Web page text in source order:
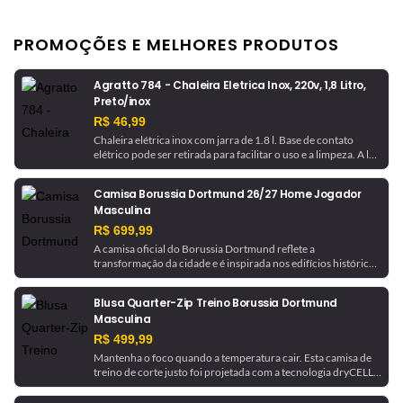
PROMOÇÕES E MELHORES PRODUTOS
Agratto 784 - Chaleira Eletrica Inox, 220v, 1,8 Litro,
Preto/inox
R$ 46,99
Chaleira elétrica inox com jarra de 1.8 l. Base de contato
elétrico pode ser retirada para facilitar o uso e a limpeza. A luz
indicadora avisa quando a chaleira está em funcionamento e
desliga automaticamente ao ferver a água.
Camisa Borussia Dortmund 26/27 Home Jogador
Masculina
R$ 699,99
A camisa oficial do Borussia Dortmund reflete a
transformação da cidade e é inspirada nos edifícios históricos
que ajudaram a moldá-la. Com tecnologia de gerenciamento
de umidade, este é um uniforme pronto para jogo, como o
usado pela equipe.
Blusa Quarter-Zip Treino Borussia Dortmund
Masculina
R$ 499,99
Mantenha o foco quando a temperatura cair. Esta camisa de
treino de corte justo foi projetada com a tecnologia dryCELL,
que absorve a umidade para ajudar a manter você seco. Ela é